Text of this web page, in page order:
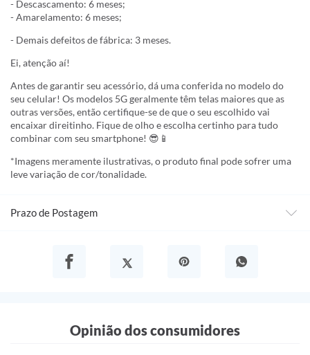
- Descascamento: 6 meses;
- Amarelamento: 6 meses;
- Demais defeitos de fábrica: 3 meses.
Ei, atenção aí!
Antes de garantir seu acessório, dá uma conferida no modelo do
seu celular! Os modelos 5G geralmente têm telas maiores que as
outras versões, então certifique-se de que o seu escolhido vai
encaixar direitinho. Fique de olho e escolha certinho para tudo
combinar com seu smartphone! 😎📱
*Imagens meramente ilustrativas, o produto final pode sofrer uma
leve variação de cor/tonalidade.
Prazo de Postagem
Opinião dos consumidores